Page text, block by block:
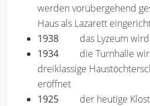
werden vorübergehend
Haus als Lazarett
1938 das Lyzeum
1934 die Turnhalle
dreiklassige
eröffnet
1925 der heutige